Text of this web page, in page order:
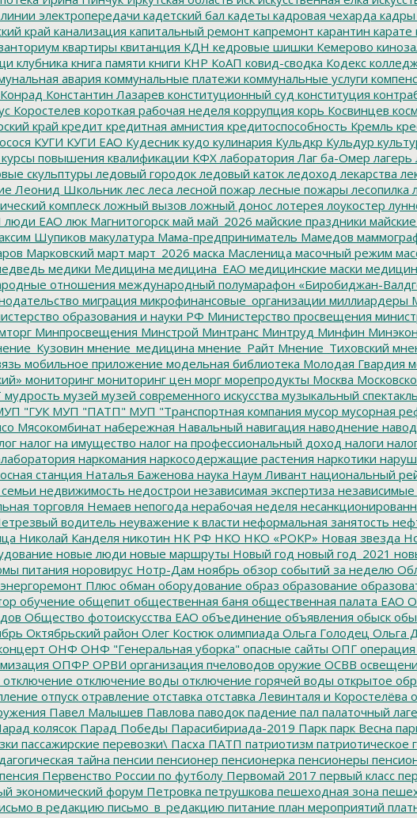
электропередачи кадетский бал кадеты кадровая чехарда кадры
край канализация капитальный ремонт капремонт карантин карате
квартиры квитанция КДН кедровые шишки Кемерово
клубника книга памяти книги КНР КоАП ковид-сводка Кодекс
авария коммунальные платежи коммунальные услуги
Конрад Константин Лазарев конституционный суд конституция
Коростелев короткая рабочая неделя коррупция корь Косвинцев
край кредит кредитная амнистия кредитоспособность Кремль
КУГИ КУГИ ЕАО Кудесник кудо кулинария Кульдкр Кульдур
курсы повышения квалификации КФХлаборатория Лаг ба-Омер лагерь
скульптуры ледовый городокледовый катокледоход лекарства
Леонид Школьниклеслеса лесной пожар лесные пожары лесопилка
комплескложный вызов ложный донослотерея лоукостер
люди ЕАО люк Магнитогорск май май_2026 майские праздники
Шупиков макулатура Мама-предприниматель Мамедов
Марковский март март_2026 маска Масленица масочный режим
медики Медицина медицина_ЕАО медицинские маски
отношения международный полумарафон «Биробиджан-
миграция микрофинансовые_организации миллиардеры
образования и науки РФ Министерство просвещения
Минпросвещения Минстрой Минтранс Минтруд Минфин
мнение_медицина мнение_Райт Мнение_Тиховский
мобильное приложение модельная библиотека Молодая Гвардия
мониторинг мониторинг цен морг морепродукты Москва
мудрость музей музей современного искусства музыкальный спектакль
"ГУКМУП "ПАТП" МУП "Транспортная компания мусор мусорная
Мясокомбинат набережная Навальный навигация наводнение
налог на имущество налог на профессиональный доход налоги
наркомания наркосодержащие растения наркотики
станция Наталья Баженова наука Наум Ливант национальный
недвижимость недострои независимая экспертиза независимые
торговля Немаев непогода нерабочая неделя
водитель неуважение к власти неформальная занятость
Николай Канделя никотин НК РФ НКО НКО «РОКР» Новая звезда
новые люди новые маршруты Новый год новый год_2021
питания норовирус Нотр-Дам ноябрь обзор событий за неделю
Плюсобман оборудование образ образование
обучение общепит общественная баня общественная палата ЕАО
Общество фотоискусства ЕАО объединение объявления обыск
Октябрьский район Олег Костюк олимпиада Ольга Голодец Ольга
ОНФ ОНФ "Генеральная уборка" опасные сайты ОПГ
ОПФР ОРВИ организация пчеловодов оружие ОСВВ
отключение отключение воды отключение горячей воды открытое
отпуск отравление отставка отставка Левинталя и Коростелёва
Павел Малышев Павлова паводок падение пал палаточный
колясок Парад Победы Парасибириада-2019 Парк парк Весна
пассажирские перевозки\ Пасха ПАТП патриотизм патриотическое
тайна пенсии пенсионер пенсионерка пенсионеры
пенсия Первенство России по футболу Первомай 2017 первый класс
экономический форум Петровка петрушкова пешеходная зона
в редакцию письмо_в_редакцию питание план мероприятий